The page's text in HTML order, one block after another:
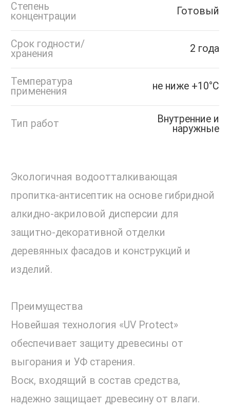
Степень
концентрации
Готовый
Срок годности/
хранения
2 года
Температура
применения
не ниже +10°С
Тип работ
Внутренние и
наружные
Экологичная водоотталкивающая
пропитка-антисептик на основе гибридной
алкидно-акриловой дисперсии для
защитно-декоративной отделки
деревянных фасадов и конструкций и
изделий.
Преимущества
Новейшая технология «UV Protect»
обеспечивает защиту древесины от
выгорания и УФ старения.
Воск, входящий в состав средства,
надежно защищает древесину от влаги.